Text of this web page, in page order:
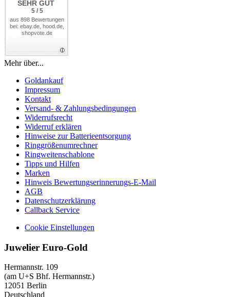
SEHR GUT
5 / 5
aus 898 Bewertungen
bei: ebay.de, hood.de,
shopvote.de
Mehr über...
Goldankauf
Impressum
Kontakt
Versand- & Zahlungsbedingungen
Widerrufsrecht
Widerruf erklären
Hinweise zur Batterieentsorgung
Ringgrößenumrechner
Ringweitenschablone
Tipps und Hilfen
Marken
Hinweis Bewertungserinnerungs-E-Mail
AGB
Datenschutzerklärung
Callback Service
Cookie Einstellungen
Juwelier Euro-Gold
Hermannstr. 109
(am U+S Bhf. Hermannstr.)
12051 Berlin
Deutschland